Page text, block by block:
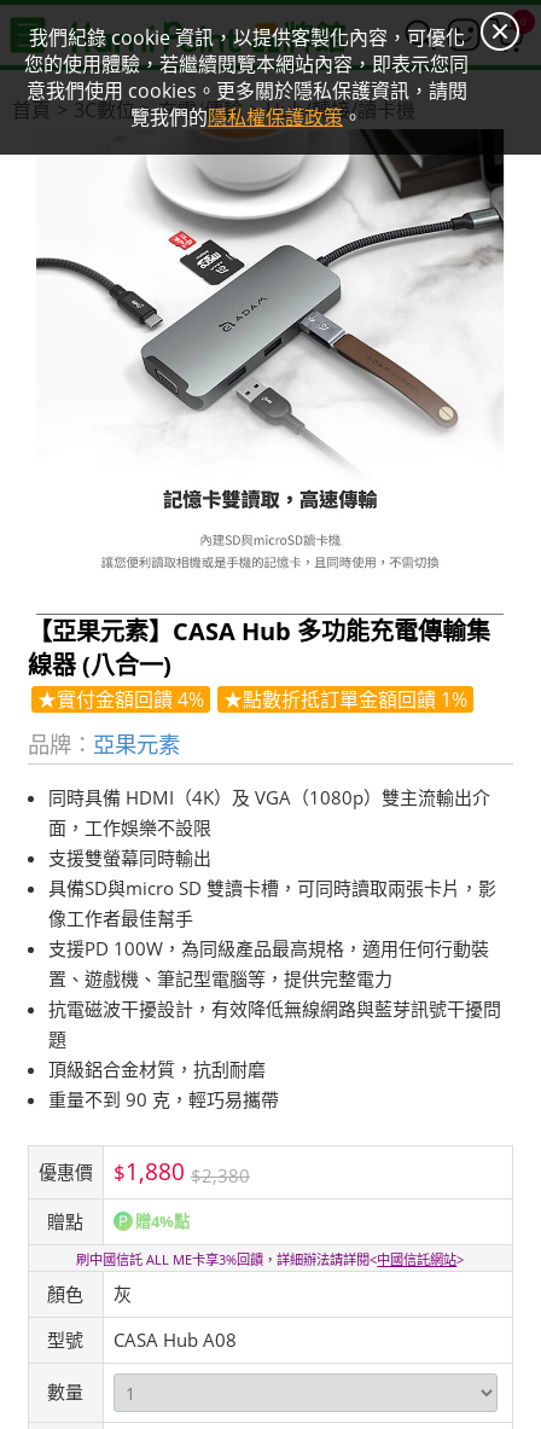
我們紀錄 cookie 資訊，以提供客製化內容，可優化
您的使用體驗，若繼續閱覽本網站內容，即表示您同
意我們使用 cookies。更多關於隱私保護資訊，請閱
覽我們的隱私權保護政策。
0
首頁 3C數位 充電/傳輸 Hub/轉接/讀卡機
【亞果元素】CASA Hub 多功能充電傳輸集
線器 (八合一)
★實付金額回饋 4% ★點數折抵訂單金額回饋 1%
品牌： 亞果元素
同時具備 HDMI（4K）及 VGA（1080p）雙主流輸出介
面，工作娛樂不設限
支援雙螢幕同時輸出
具備SD與micro SD 雙讀卡槽，可同時讀取兩張卡片，影
像工作者最佳幫手
支援PD 100W，為同級產品最高規格，適用任何行動裝
置、遊戲機、筆記型電腦等，提供完整電力
抗電磁波干擾設計，有效降低無線網路與藍芽訊號干擾問
題
頂級鋁合金材質，抗刮耐磨
重量不到 90 克，輕巧易攜帶
優惠價 $1,880 $2,380
贈點
贈4%點
刷中國信託 ALL ME卡享3%回饋，詳細辦法請詳閱<中國信託網站>
顏色
灰
型號
CASA Hub A08
數量